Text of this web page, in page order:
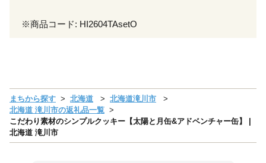
※商品コード: HI2604TAsetO
まちから探す 北海道
北海道滝川市
北海道 滝川市の返礼品一覧
こだわり素材のシンプルクッキー【太陽と月缶&アドベンチャー缶】 |
北海道 滝川市